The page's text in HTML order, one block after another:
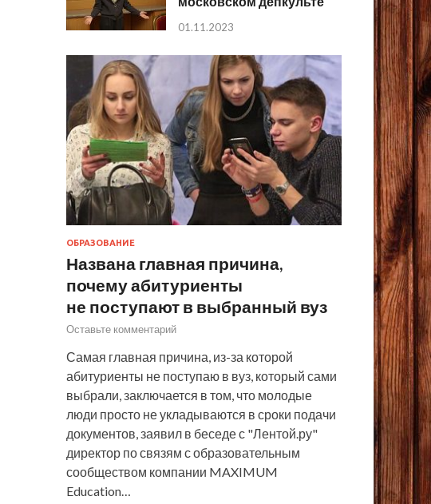
01.11.2023
ОБРАЗОВАНИЕ
Названа главная причина,
почему абитуриенты
не поступают в выбранный вуз
Оставьте комментарий
Самая главная причина, из-за которой
абитуриенты не поступаю в вуз, который сами
выбрали, заключается в том, что молодые
люди просто не укладываются в сроки подачи
документов, заявил в беседе с "Лентой.ру"
директор по связям с образовательным
сообществом компании MAXIMUM
Education…